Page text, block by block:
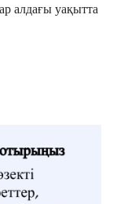
алдағы уақытта